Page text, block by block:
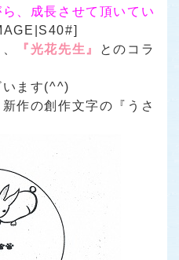
、成長させて頂いてい
『光花先生』
とのコラ
います(^^)
作の創作文字の 『うさ